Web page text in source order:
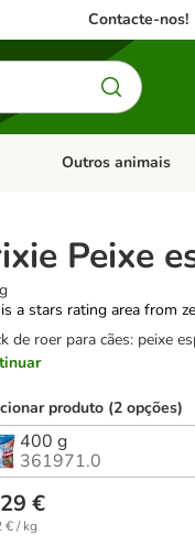
Contacte-nos!
Roedores
Abrir menu de
Outros animais
Peixe
a stars rating area from
de roer para cães: peixe
produto (2 opções)
400 g
361971.0
€
€ / kg